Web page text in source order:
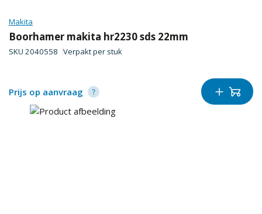
Makita
Boorhamer makita hr2230 sds 22mm
SKU 2040558 Verpakt per stuk
Prijs op aanvraag